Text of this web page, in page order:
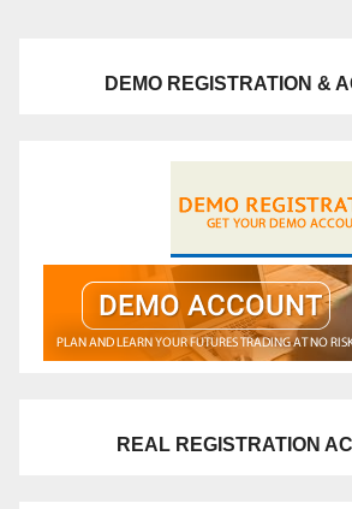
DEMO REGISTRATION &
REAL REGISTRATION